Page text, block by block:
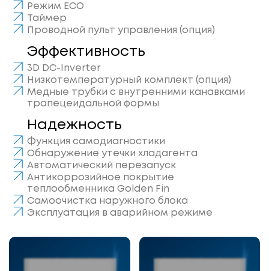
Режим ECO
Таймер
Проводной пульт управления (опция)
Эффективность
3D DC-Inverter
Низкотемпературный комплект (опция)
Медные трубки с внутренними канавками
трапецеидальной формы
Надежность
Функция самодиагностики
Обнаружение утечки хладагента
Автоматический перезапуск
Антикоррозийное покрытие
теплообменника Golden Fin
Самоочистка наружного блока
Эксплуатация в аварийном режиме